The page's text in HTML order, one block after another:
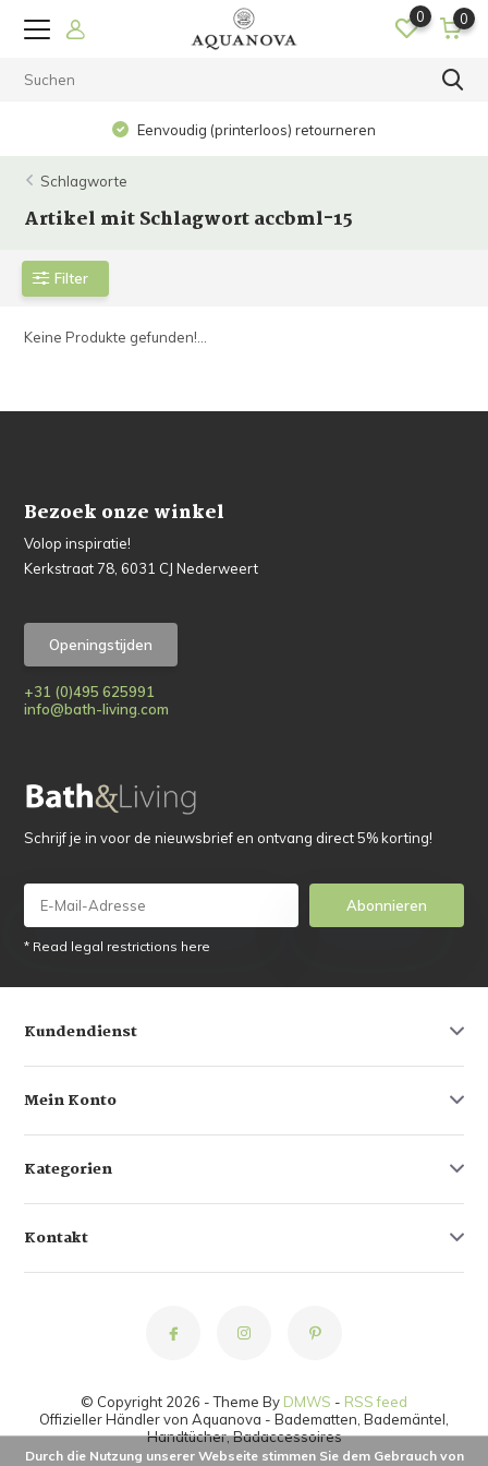
0 0
Eenvoudig (printerloos) retourneren
Schlagworte
Artikel mit Schlagwort accbml-15
Filter
Keine Produkte gefunden!...
Bezoek onze winkel
Volop inspiratie!
Kerkstraat 78, 6031 CJ Nederweert
Openingstijden
+31 (0)495 625991
info@bath-living.com
Schrijf je in voor de nieuwsbrief en ontvang direct 5% korting!
Abonnieren
* Read legal restrictions here
Kundendienst
Mein Konto
Kategorien
Kontakt
© Copyright 2026 - Theme By DMWS - RSS feed
Offizieller Händler von Aquanova - Badematten, Bademäntel,
Handtücher, Badaccessoires
Durch die Nutzung unserer Webseite stimmen Sie dem Gebrauch von